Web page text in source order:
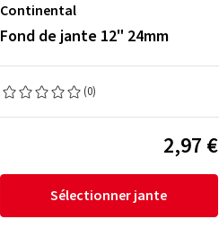
Continental
Fond de jante 12" 24mm
(0)
2,97 €
Sélectionner jante